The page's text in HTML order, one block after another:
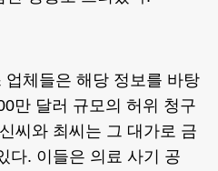
체들은 해당 정보를 바탕
만 달러 규모의 허위 청구
씨와 최씨는 그 대가로 금
다. 이들은 의료 사기 공